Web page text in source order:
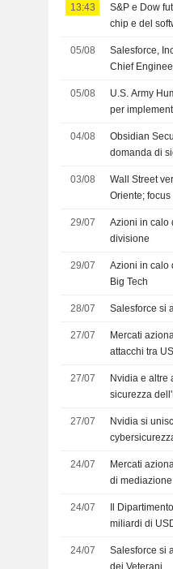
13:43
S&P e Dow
chip e del
05/08
Salesforce,
Chief
05/08
U.S. Army
per
04/08
Obsidian
domanda di
03/08
Wall Street
Oriente;
29/07
Azioni in calo
divisione
29/07
Azioni in calo
Big Tech
28/07 Salesforce si
27/07
Mercati
attacchi tra
27/07
Nvidia e altre
sicurezza
27/07
Nvidia si
24/07
Mercati
di
24/07
Il
miliardi di
24/07
Salesforce si
dei Veterani